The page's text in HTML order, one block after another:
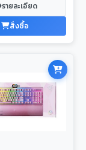
รายละเอียด
สั่งซื้อ